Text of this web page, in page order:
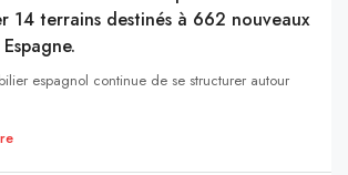
14 terrains destinés à 662 nouveaux
espagnol continue de se structurer autour